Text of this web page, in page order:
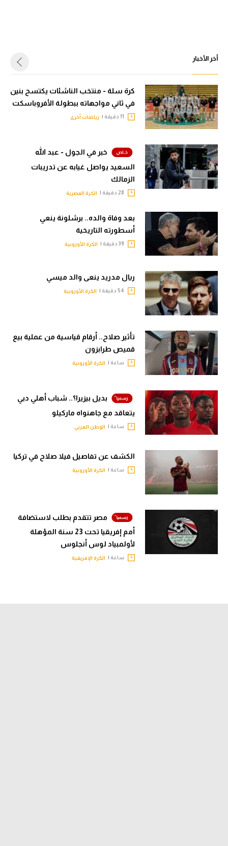
أخر الأخبار
كرة سلة - منتخب الناشئات يكتسح بنين
في ثاني مواجهاته ببطولة الأفروباسكت
رياضات أخرى
خبر في الجول - عبد الله
السعيد يواصل غيابه عن تدريبات
الزمالك
الكرة المصرية
بعد وفاة والده.. برشلونة ينعي
أسطورته التاريخية
الكرة الأوروبية
ريال مدريد ينعى والد ميسي
الكرة الأوروبية
تأثير صلاح.. أرقام قياسية من عملية بيع
قميص طرابزون
ساعة | الكرة الأوروبية
بديل بيزيرا؟.. شباب أهلي دبي
يتعاقد مع جاهنواه ماركيلو
ساعة | الوطن العربي
الكشف عن تفاصيل فيلا صلاح في تركيا
ساعة | الكرة الأوروبية
مصر تتقدم بطلب لاستضافة
أمم إفريقيا تحت 23 سنة المؤهلة
لأولمبياد لوس أنجلوس
ساعة | الكرة الإفريقية